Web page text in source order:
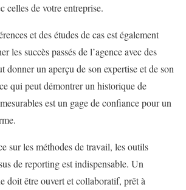
celles de votre entreprise.
et des études de cas est également
les succès passés de l’agence avec des
donner un aperçu de son expertise et de son
qui peut démontrer un historique de
est un gage de confiance pour un
sur les méthodes de travail, les outils
de reporting est indispensable. Un
doit être ouvert et collaboratif, prêt à